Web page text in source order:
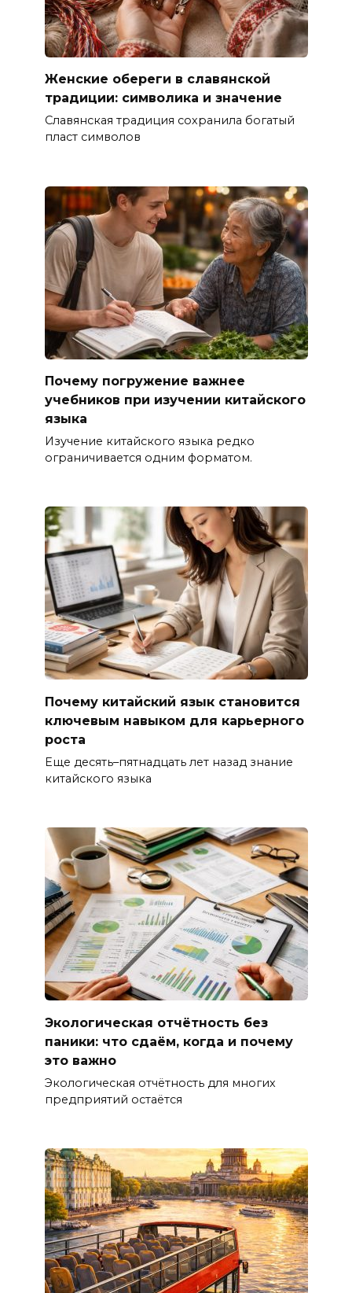
Женские обереги в славянской
традиции: символика и значение
Славянская традиция сохранила богатый
пласт символов
Почему погружение важнее
учебников при изучении китайского
языка
Изучение китайского языка редко
ограничивается одним форматом.
Почему китайский язык становится
ключевым навыком для карьерного
роста
Еще десять–пятнадцать лет назад знание
китайского языка
Экологическая отчётность без
паники: что сдаём, когда и почему
это важно
Экологическая отчётность для многих
предприятий остаётся